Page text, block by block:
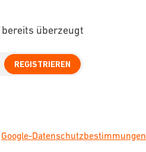
überzeugt
REGISTRIEREN
Google-Datenschutzbestimmungen